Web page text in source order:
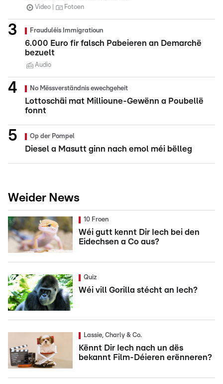
Video Fotoen
Frauduléis Immigratioun
6.000 Euro fir falsch Pabeieren an Demarchë
bezuelt
Audio
No Mëssverständnis ewechgeheit
Lottoschäi mat Millioune-Gewënn a Poubellë
fonnt
Op der Pompel
Diesel a Masutt ginn nach emol méi bëlleg
Weider News
10 Froen
Wéi gutt kennt Dir Iech bei den
Eidechsen a Co aus?
Quiz
Wéi vill Gorilla stécht an Iech?
Lassie, Charly & Co.
Kënnt Dir Iech nach un dës
bekannt Film-Déieren erënneren?